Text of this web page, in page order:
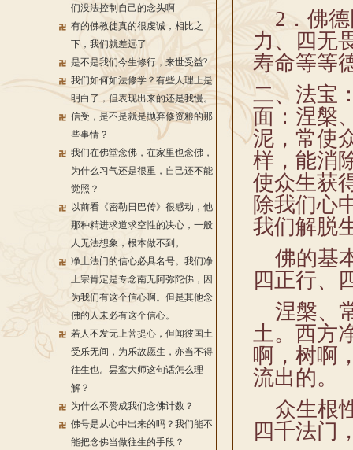
们没法控制自己的念头啊
有的佛教徒真的很虔诚，相比之
下，我们就差远了
是不是我们今生修行，来世受益?
我们如何如法修学？有些人理上是
明白了，但表现出来的还是我慢。
信受，是不是就是抛弃修资粮的那
些事情？
我们在佛堂念佛，在家里也念佛，
为什么习气还是很重，自己还不能
觉照？
以前看《密勒日巴传》很感动，他
那种精进求道求空性的决心，一般
人无法想象，根本做不到。
净土法门的信心必具名号。我们净
土宗肯定是专念南无阿弥陀佛，因
为我们有这个信心啊。但是其他念
佛的人未必有这个信心。
若人不发无上菩提心，但闻彼国土
受乐无间，为乐故愿生，亦当不得
往生也。昙鸾大师这句话怎么理
解？
为什么不赞成我们念佛计数？
佛号是从心中出来的吗？我们能不
能把念佛当做往生的手段？
2．佛德
力、四无
寿命等等
二、法宝
面：涅槃
泥，常使
样，能消
使众生获
除我们心
我们解脱
佛的基
四正行、
涅槃、
土。西方
啊，树啊
流出的。
众生根
四千法门